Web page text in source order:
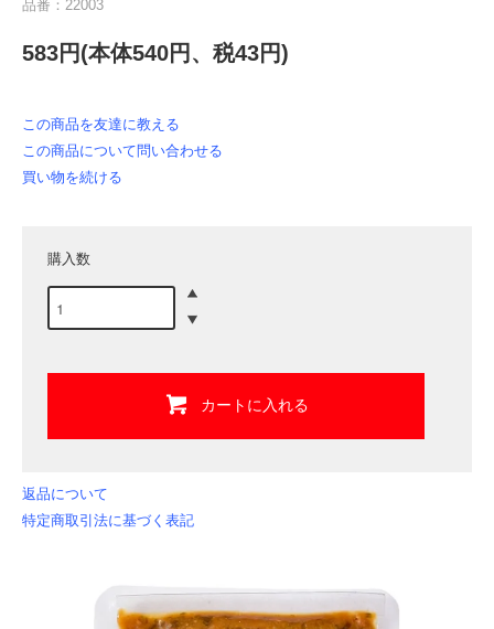
品番：22003
583円(本体540円、税43円)
この商品を友達に教える
この商品について問い合わせる
買い物を続ける
購入数
カートに入れる
返品について
特定商取引法に基づく表記